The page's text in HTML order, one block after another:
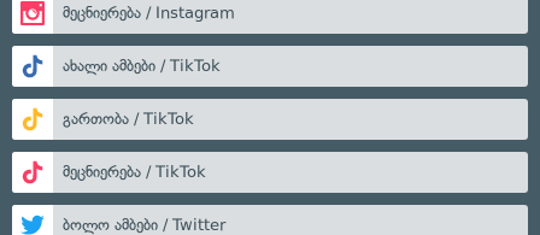
მეცნიერება / Instagram
ახალი ამბები / TikTok
გართობა / TikTok
მეცნიერება / TikTok
ბოლო ამბები / Twitter